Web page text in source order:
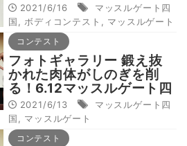
2021/6/16
マッスルゲート四
国
ボディコンテスト マッスルゲート
コンテスト
フォトギャラリー 鍛え抜
かれた肉体がしのぎを削
る！6.12マッスルゲート四
国2021/6/13
マッスルゲート四
国
マッスルゲート
コンテスト